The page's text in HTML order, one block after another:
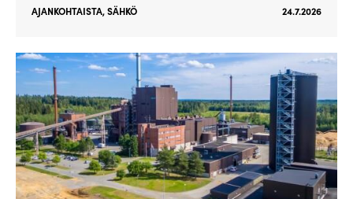
AJANKOHTAISTA,SÄHKÖ 24.7.2026